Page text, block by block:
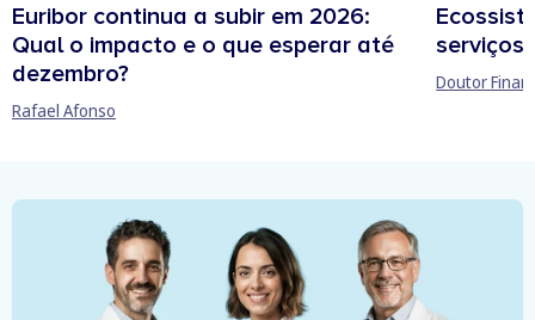
Euribor continua a subir em 2026:
Qual o impacto e o que esperar até
dezembro?
Rafael Afonso
serviços
Doutor